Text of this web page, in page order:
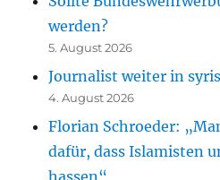
werden?
5. August 2026
Journalist weiter in
4. August 2026
Florian Schroeder:
dafür, dass Islamisten
hassen“